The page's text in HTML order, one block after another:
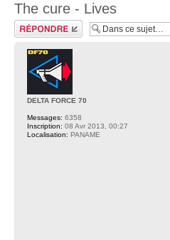
The cure - Lives
Répondre
DELTA FORCE 70
Messages: 6358
Inscription: 08 Avr 2013, 00:27
Localisation: PANAME